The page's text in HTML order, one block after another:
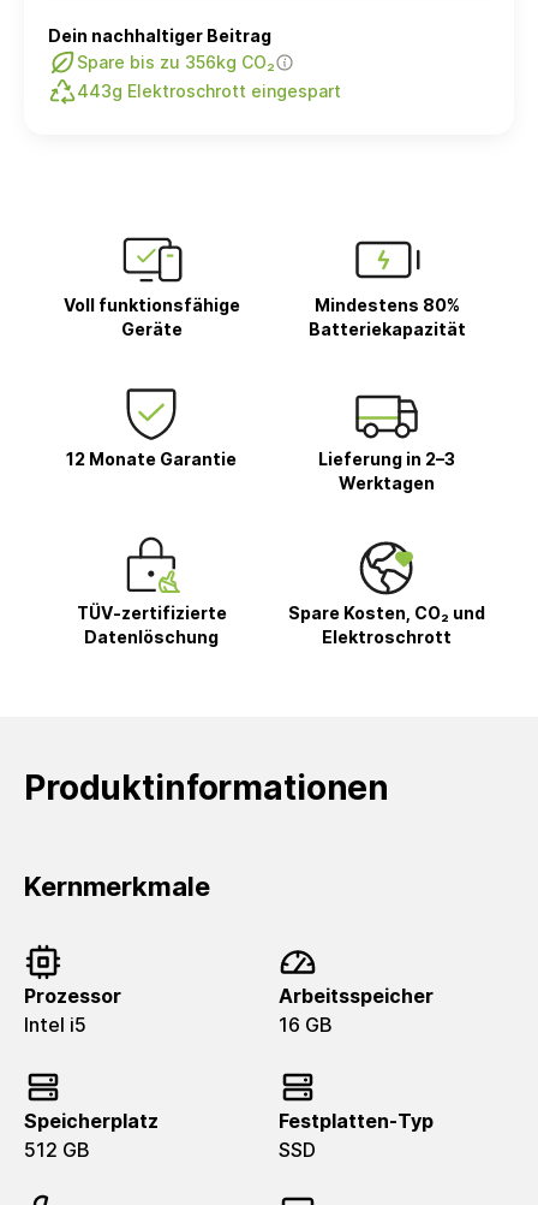
Dein nachhaltiger Beitrag
Spare bis zu 356kg CO₂
443g Elektroschrott eingespart
Voll funktionsfähige
Geräte
Mindestens 80%
Batteriekapazität
12 Monate Garantie
Lieferung in 2–3
Werktagen
TÜV-zertifizierte
Datenlöschung
Spare Kosten, CO₂ und
Elektroschrott
Produktinformationen
Kernmerkmale
Prozessor
Intel i5
Arbeitsspeicher
16 GB
Speicherplatz
512 GB
Festplatten-Typ
SSD